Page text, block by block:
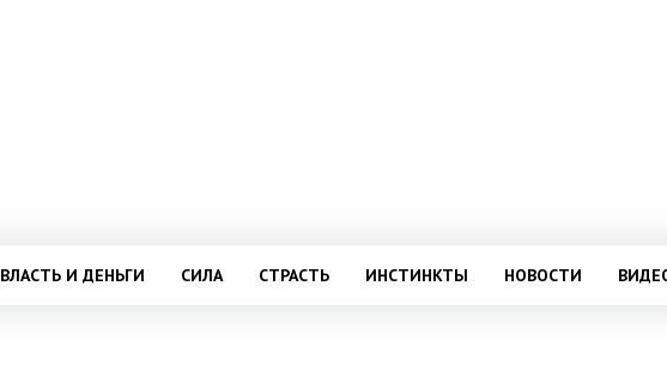
ВЛАСТЬ И ДЕНЬГИ СИЛА СТРАСТЬ ИНСТИНКТЫ НОВОСТИ